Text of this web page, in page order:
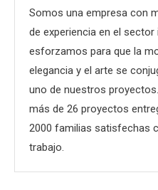
Somos una empresa con
de experiencia en el sector
esforzamos para que la
elegancia y el arte se
uno de nuestros
más de 26 proyectos
2000 familias satisfechas
trabajo.